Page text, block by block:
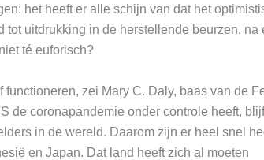
het heeft er alle schijn van dat het
uitdrukking in de herstellende beurzen, na
té euforisch?
zei Mary C. Daly, baas van de
de coronapandemie onder controle heeft,
in de wereld. Daarom zijn er heel snel
en Japan. Dat land heeft zich al moeten